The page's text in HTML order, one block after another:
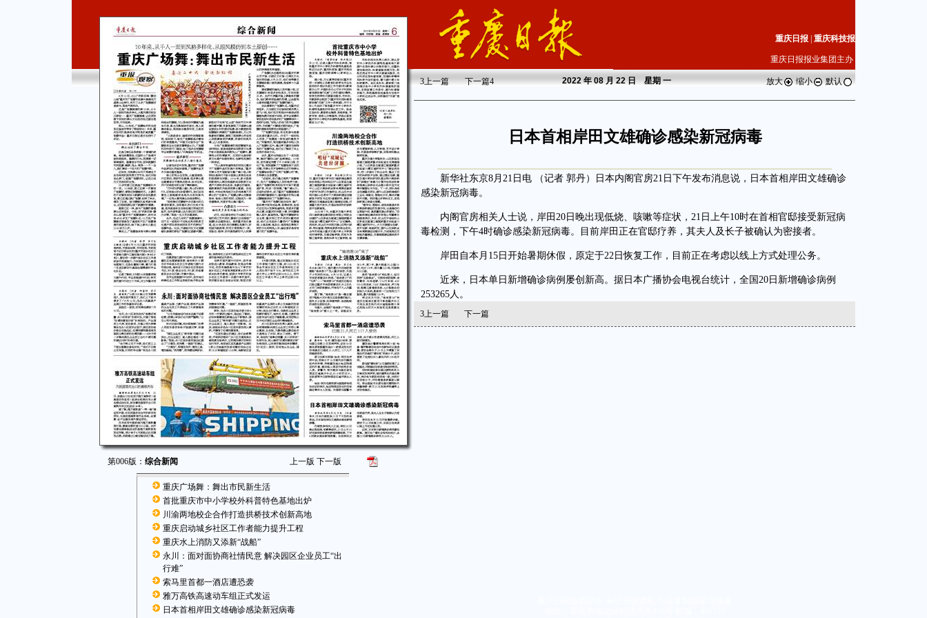
第006版： 综合新闻 上一版 下一版
重庆广场舞：舞出市民新生活
首批重庆市中小学校外科普特色基地出炉
川渝两地校企合作打造拱桥技术创新高地
重庆启动城乡社区工作者能力提升工程
重庆水上消防又添新“战船”
永川：面对面协商社情民意 解决园区企业员工“出
行难”
索马里首都一酒店遭恐袭
雅万高铁高速动车组正式发运
日本首相岸田文雄确诊感染新冠病毒
重庆日报 重庆科技报
重庆日报报业集团主办
3上一篇 下一篇4 2022年 08 月 22 日 星期一 放大 缩小 默认
日本首相岸田文雄确诊感染新冠病毒
新华社东京8月21日电 （记者 郭丹）日本内阁官房21日下午发布消息说，日本首相岸田文雄确诊
感染新冠病毒。
内阁官房相关人士说，岸田20日晚出现低烧、咳嗽等症状，21日上午10时在首相官邸接受新冠病
毒检测，下午4时确诊感染新冠病毒。目前岸田正在官邸疗养，其夫人及长子被确认为密接者。
岸田自本月15日开始暑期休假，原定于22日恢复工作，目前正在考虑以线上方式处理公务。
近来，日本单日新增确诊病例屡创新高。据日本广播协会电视台统计，全国20日新增确诊病例
253265人。
3上一篇 下一篇